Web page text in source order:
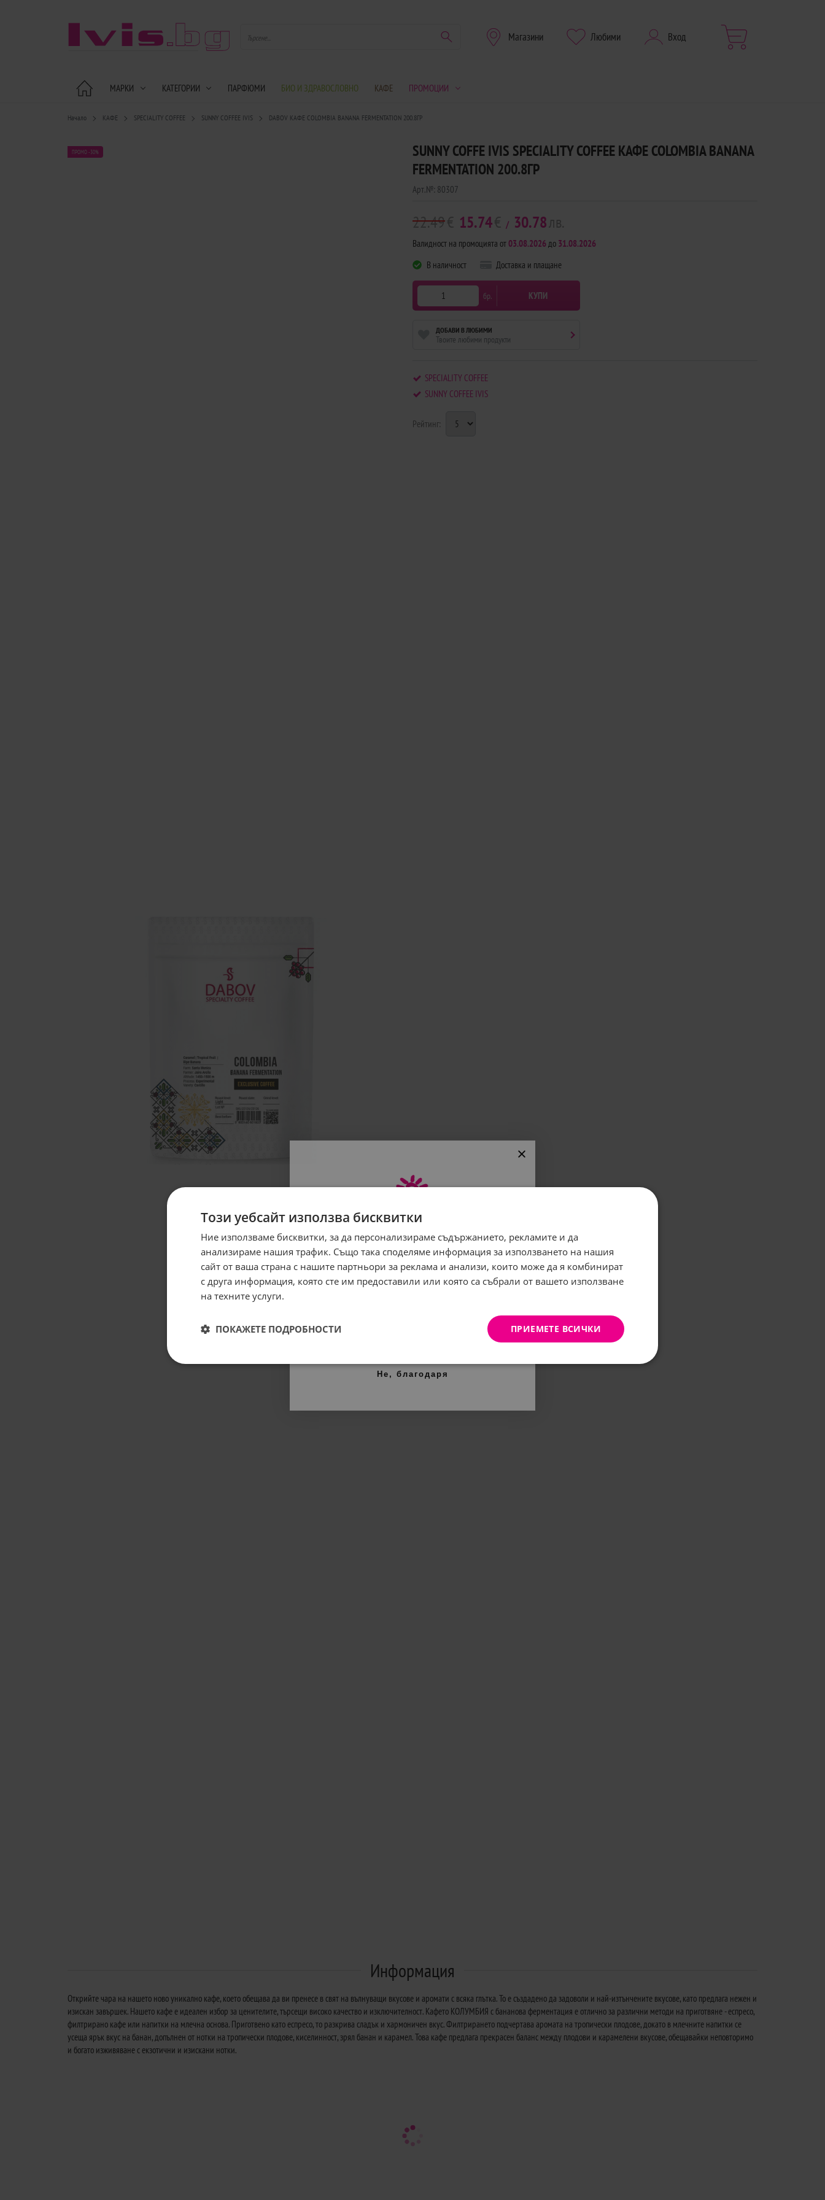
Магазини Любими Вход
КАТЕГОРИИ ПАРФЮМИ БИО И ЗДРАВОСЛОВНО КАФЕ ПРОМОЦИИ
МАРКИ
Начало КАФЕ SPECIALITY COFFEE SUNNY COFFEE IVIS DABOV КАФЕ COLOMBIA BANANA FERMENTATION 200.8ГР
SUNNY COFFE IVIS SPECIALITY COFFEE КАФЕ COLOMBIA BANANA
FERMENTATION 200.8ГР
Арт.№: 80307
ПРОМО -30%
22.49 15.74 / 30.78
Валидност на промоцията от03.08.2026до 31.08.2026
В наличност
Доставка и плащане
бр. КУПИ
ДОБАВИ В ЛЮБИМИ
Твоите любими продукти
SPECIALITY COFFEE
SUNNY COFFEE IVIS
Рейтинг:
Информация
Открийте чара на нашето ново уникално кафе, което обещава да ви пренесе в свят на вълнуващи вкусове и аромати с всяка глътка. То е създадено да задоволи и най-изтънчените вкусове, като предлага нежен и
изискан завършек. Нашето кафе е идеален избор за ценителите, търсещи високо качество и изключителност. Кафето КОЛУМБИЯ с бананова ферментация е отлично за различни методи на приготвяне - еспресо,
филтрирано кафе или напитки на млечна основа. Приготвено като еспресо, то разкрива сладък и хармоничен вкус. Филтрирането подчертава аромата на тропически плодове, докато в млечните напитки се
усеща ярък вкус на банан, допълнен от нотки на тропически плодове, киселинност, зрял банан и карамел. Това кафе предлага прекрасен баланс между плодови и карамелени вкусове, обещавайки неповторимо
и богато изживяване с екзотични и изискани нотки.
Този уебсайт използва бисквитки
Ние използваме бисквитки, за да персонализираме съдържанието, рекламите и да
анализираме нашия трафик. Също така споделяме информация за използването на нашия
сайт от ваша страна с нашите партньори за реклама и анализи, които може да я комбинират
с друга информация, която сте им предоставили или която са събрали от вашето използване
на техните услуги.
ПРИЕМЕТЕ ВСИЧКИ
ПОКАЖЕТЕ ПОДРОБНОСТИ
Абонирайте се за бюлетина
и грабнете-5%отстъпка!
Имейл:
Не, благодаря